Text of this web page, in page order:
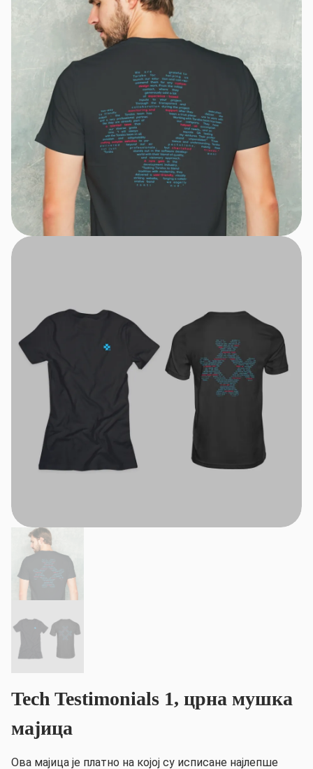
Tech Testimonials 1, црна мушка
мајица
Ова мајица је платно на којој су исписане најлепше